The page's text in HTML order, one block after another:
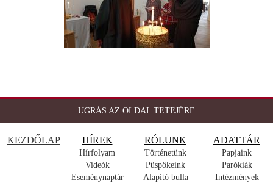
UGRÁS AZ OLDAL TETEJÉRE
KEZDŐLAP HÍREK
Hírfolyam
Videók
Eseménynaptár
RÓLUNK
Történetünk
Püspökeink
Alapító bulla
ADATTÁR
Papjaink
Parókiák
Intézmények